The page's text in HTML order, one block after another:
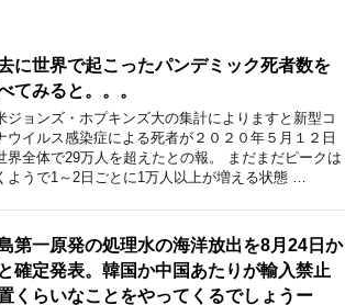
に世界で起こったパンデミック死者数を
てみると。。。
ョンズ・ホプキンズ大の集計によりますと新型コ
ウイルス感染症による死者が２０２０年５月１２日
界全体で29万人を超えたとの報。 まだまだピークは
ようで1～2日ごとに1万人以上が増える状態 …
第一原発の処理水の海洋放出を8月24日か
確定発表。韓国か中国あたりが輸入禁止
くらいなことをやってくるでしょうー